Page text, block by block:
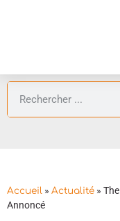
Accueil » Actualité »
Annoncé